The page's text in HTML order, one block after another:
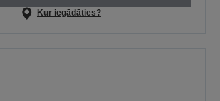
Kur iegādāties?